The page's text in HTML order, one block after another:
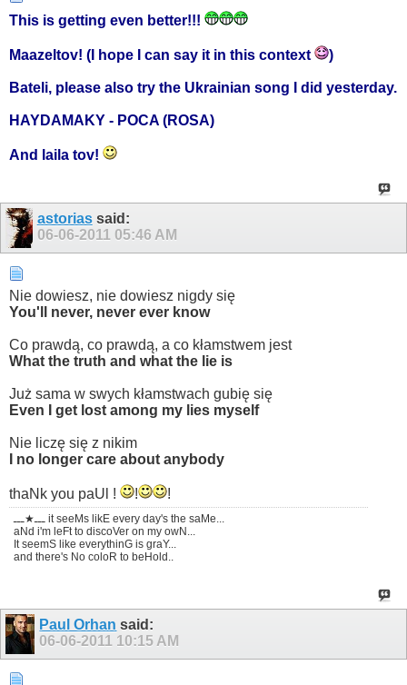
This is getting even better!!!
Maazeltov! (I hope I can say it in this context )
Bateli, please also try the Ukrainian song I did yesterday.
HAYDAMAKY - POCA (ROSA)
And laila tov!
astoriassaid:
06-06-2011 05:46 AM
Nie dowiesz, nie dowiesz nigdy się
You'll never, never ever know
Co prawdą, co prawdą, a co kłamstwem jest
What the truth and what the lie is
Już sama w swych kłamstwach gubię się
Even I get lost among my lies myself
Nie liczę się z nikim
I no longer care about anybody
thaNk you paUl ! ! !
ـــ★ـــ it seeMs likE every day's the saMe...
aNd i'm leFt to discoVer on my owN...
It seemS like everythinG is graY...
and there's No coloR to beHold..
Paul Orhan said:
06-06-2011 10:15 AM